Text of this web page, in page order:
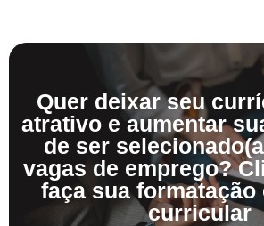
Quer deixar seu
atrativo e aumentar
de ser
vagas de emprego?
faça sua formatação
curricular